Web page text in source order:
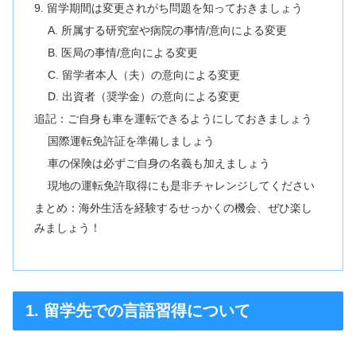
9. 留学期間は変更されがち問題を知っておきましょう
A. 所属する研究室や病院の事情/意向による変更
B. 医局の事情/意向による変更
C. 留学者本人（夫）の意向による変更
D. 出資者（奨学金）の意向による変更
追記：ご自身も車を運転できるようにしておきましょう
国際運転免許証を準備しましょう
車の保険は必ずご自身の名義も加えましょう
現地の運転免許取得にも是非チャレンジしてください
まとめ：海外生活を経験するせっかくの機会、ぜひ楽し
みましょう！
1. 留学先での言語習得について